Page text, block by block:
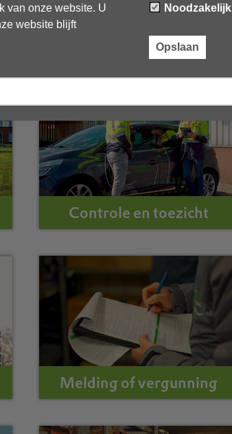
van onze website. U
website blijft
Noodzakelijk
Opslaan
Asbest
Controle en toezicht
Melding of vergunning